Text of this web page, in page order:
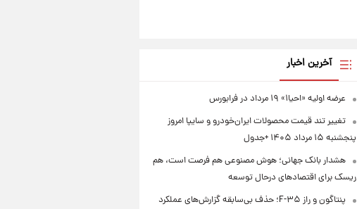
آخرین اخبار
عرضه اولیه «احیا۱» ۱۹ مرداد در فرابورس
تغییر تند قیمت محصولات ایران‌خودرو و سایپا امروز
پنجشنبه ۱۵ مرداد ۱۴۰۵ +جدول
هشدار بانک جهانی؛ هوش مصنوعی هم فرصت است، هم
ریسک برای اقتصادهای درحال توسعه
پنتاگون و راز F-۳۵؛ حذف بی‌سابقه گزارش‌های عملکرد